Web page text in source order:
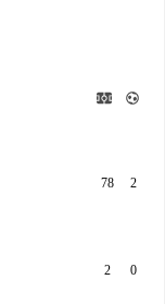
78 2
2 0